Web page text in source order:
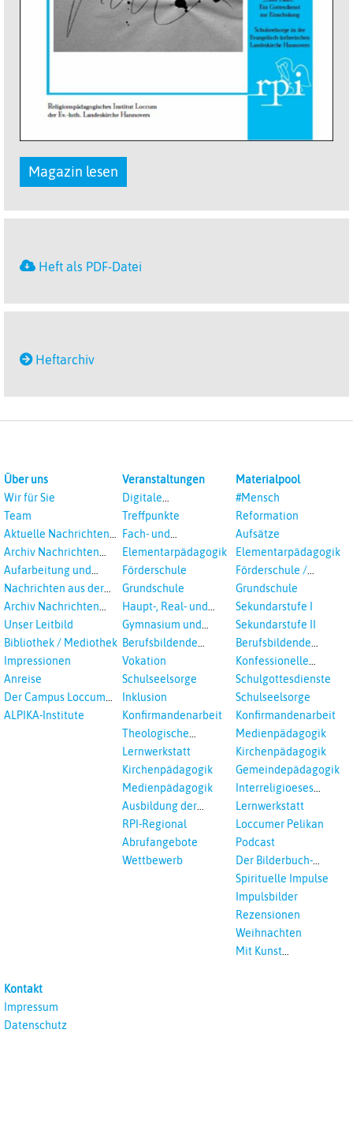
Magazin lesen
Heft als PDF-Datei
Heftarchiv
Über uns
Wir für Sie
Team
Aktuelle Nachrichten
aus dem RPI
Archiv Nachrichten
aus dem RPI ab 2018
Aufarbeitung und
Prävention
Landeskirche und EKD
Nachrichten aus der
Landeskirche
Archiv Nachrichten
aus der Landeskirche
Unser Leitbild
Bibliothek / Mediothek
Impressionen
Anreise
Der Campus Loccum
und Loccumer
ALPIKA-Institute
Veranstaltungen
Digitale
Veranstaltungen
Treffpunkte
Fach- und
Studientagungen
Elementarpädagogik
Förderschule
Grundschule
Haupt-, Real- und
Oberschule
Gymnasium und
Gesamtschule
Berufsbildende
Schulen
Vokation
Schulseelsorge
Inklusion
Konfirmandenarbeit
Theologische
Fortbildungen,
Interreligöses Lernen
Lernwerkstatt
Kirchenpädagogik
Medienpädagogik
Ausbildung der
Vikar*innen
RPI-Regional
Abrufangebote
Wettbewerb
Materialpool
#Mensch
Reformation
Aufsätze
Elementarpädagogik
Förderschule /
Inklusion
Grundschule
Sekundarstufe I
Sekundarstufe II
Berufsbildende
Schulen
Konfessionelle
Kooperation
Schulgottesdienste
Schulseelsorge
Konfirmandenarbeit
Medienpädagogik
Kirchenpädagogik
Gemeindepädagogik
Interreligioeses
Lernen
Lernwerkstatt
Loccumer Pelikan
Podcast
Der Bilderbuch-
Podcast
Spirituelle Impulse
Impulsbilder
Rezensionen
Weihnachten
Mit Kunst
Kontakt
Impressum
Datenschutz